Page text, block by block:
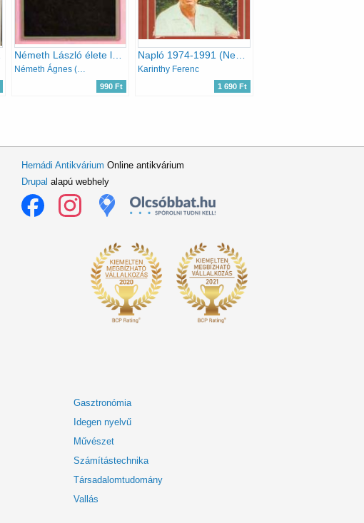
Németh László élete levelekben 1914-1948
Németh Ágnes (Szerk.)
990 Ft
Karinthy Ferenc
1 690 Ft
Hernádi Antikvárium Online antikvárium
Drupal alapú webhely
Gasztronómia
Idegen nyelvű
Művészet
Számítástechnika
Társadalomtudomány
Vallás